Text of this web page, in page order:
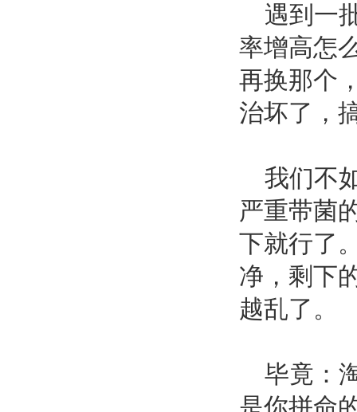
遇到一
率增高怎
再换那个
治坏了，
我们不
严重带菌
下就行了
净，剩下
越乱了。
毕竟：